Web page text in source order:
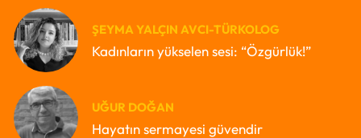
ŞEYMA YALÇIN AVCI-TÜRKOLOG
Kadınların yükselen sesi: “Özgürlük!”
UĞUR DOĞAN
Hayatın sermayesi güvendir